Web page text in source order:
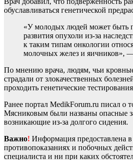
обуславливаться генетической
«У молодых людей может быть
развития опухоли из-за
к таким типам онкологии
молочных желез и яичников»,
По мнению врача, людям, чьи
страдали от злокачественных
проходить генетические
Ранее портал MedikForum.ru писал о
Мясниковым были названы опасные
возникающие из-за долгого сидения.
Важно! Информация предоставлена
противопоказаниях и побочных
специалиста и ни при каких